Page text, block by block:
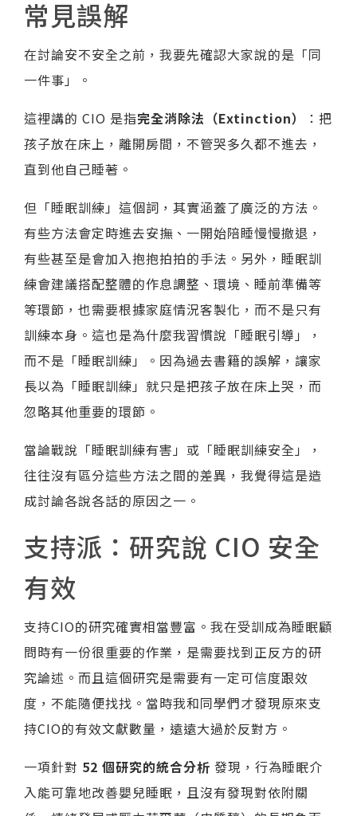
常見誤解
在討論安不安全之前，我要先確認大家說的是「同
一件事」。
這裡講的 CIO 是指完全消除法（Extinction）
：把
孩子放在床上，離開房間，不管哭多久都不進去，
直到他自己睡著。
但「睡眠訓練」這個詞，其實涵蓋了廣泛的方法。
有些方法會定時進去安撫、一開始陪睡慢慢撤退，
有些甚至是會加入抱抱拍拍的手法。另外，睡眠訓
練會建議搭配整體的作息調整、環境、睡前準備等
等環節，也需要根據家庭情況客製化，而不是只有
訓練本身。這也是為什麼我習慣說「睡眠引導」，
而不是「睡眠訓練」。因為過去書籍的誤解，讓家
長以為「睡眠訓練」就只是把孩子放在床上哭，而
忽略其他重要的環節。
當論戰說「睡眠訓練有害」或「睡眠訓練安全」，
往往沒有區分這些方法之間的差異，我覺得這是造
成討論各說各話的原因之一。
支持派：研究說 CIO 安全
有效
支持CIO的研究確實相當豐富。我在受訓成為睡眠顧
問時有一份很重要的作業，是需要找到正反方的研
究論述。而且這個研究是需要有一定可信度跟效
度，不能隨便找找。當時我和同學們才發現原來支
持CIO的有效文獻數量，遠遠大過於反對方。
一項針對 52 個研究的統合分析 發現，行為睡眠介
入能可靠地改善嬰兒睡眠，且沒有發現對依附關